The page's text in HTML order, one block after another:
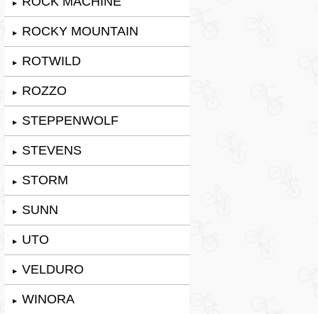
►
► ROCKY MOUNTAIN
► ROTWILD
► ROZZO
► STEPPENWOLF
► STEVENS
► STORM
► SUNN
► UTO
► VELDURO
► WINORA